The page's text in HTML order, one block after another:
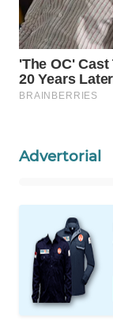
Advertorial
WAHANANEWS
CO ID
WAHANANEWS
NET
WAHANA
SELEB
WAHANA
PERSONA